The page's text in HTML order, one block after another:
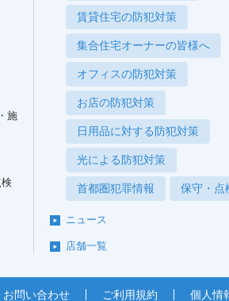
施
賃貸住宅の防犯対策
集合住宅オーナーの皆様へ
オフィスの防犯対策
お店の防犯対策
日用品に対する防犯対策
光による防犯対策
首都圏犯罪情報 保守・点
ニュース
店舗一覧
お問い合わせ ご利用規約 個人情